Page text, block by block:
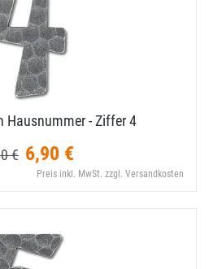
Hausnummer - Ziffer 4
€ 6,90 €
Preis inkl. MwSt. zzgl. Versandkosten